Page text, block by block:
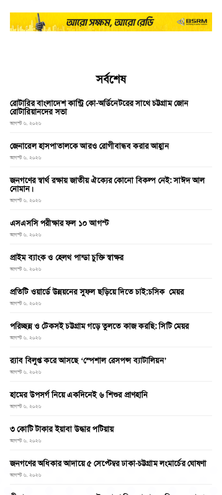
সর্বশেষ
রোটারির বাংলাদেশ কান্ট্রি কো-অর্ডিনেটরের সাথে চট্টগ্রাম জোন
রোটারিয়ানদের সভা
আগস্ট ৬, ২০২৬
জেনারেল হাসপাতালকে আরও রোগীবান্ধব করার আহ্বান
আগস্ট ৬, ২০২৬
জনগণের স্বার্থ রক্ষায় জাতীয় ঐক্যের কোনো বিকল্প নেই: সাঈদ আল
নোমান।
আগস্ট ৬, ২০২৬
এসএসসি পরীক্ষার ফল ১০ আগস্ট
আগস্ট ৬, ২০২৬
প্রাইম ব্যাংক ও হেলথ পান্ডা চুক্তি স্বাক্ষর
আগস্ট ৬, ২০২৬
প্রতিটি ওয়ার্ডে উন্নয়নের সুফল ছড়িয়ে দিতে চাই:চসিক মেয়র
আগস্ট ৬, ২০২৬
পরিচ্ছন্ন ও টেকসই চট্টগ্রাম গড়ে তুলতে কাজ করছি: সিটি মেয়র
আগস্ট ৬, ২০২৬
র‌্যাব বিলুপ্ত করে আসছে ‘স্পেশাল রেসপন্স ব্যাটালিয়ন’
আগস্ট ৬, ২০২৬
হামের উপসর্গ নিয়ে একদিনেই ৬ শিশুর প্রাণহানি
আগস্ট ৬, ২০২৬
৩ কোটি টাকার ইয়াবা উদ্ধার পটিয়ায়
আগস্ট ৬, ২০২৬
জনগণের অধিকার আদায়ে ৫ সেপ্টেম্বর ঢাকা-চট্টগ্রাম লংমার্চের ঘোষণা
আগস্ট ৬, ২০২৬